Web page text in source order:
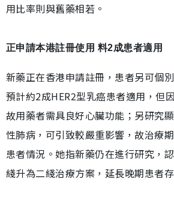
用比率則與舊藥相若。
正申請本港註冊使用 料2成患者適用
新藥正在香港申請註冊，患者另可個
預計約2成HER2型乳癌患者適用，但
故用藥者需具良好心臟功能；另研究
性肺病，可引致較嚴重影響，故治療
患者情況。她指新藥仍在進行研究，
綫升為二綫治療方案，延長晚期患者